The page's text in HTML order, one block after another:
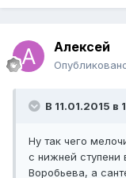
Алексей
В 11.01.2015 в
Ну так чего
с нижней
Воробьева, а